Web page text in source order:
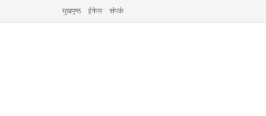
मुखपृष्ठ ईपेपर संपर्क